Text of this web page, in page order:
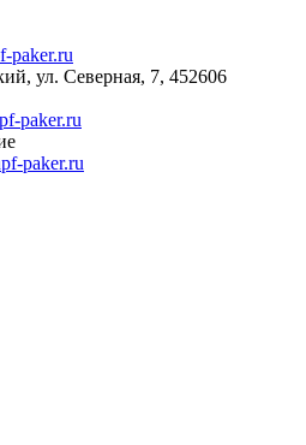
paker.ru
ул. Северная, 7, 452606
paker.ru
paker.ru